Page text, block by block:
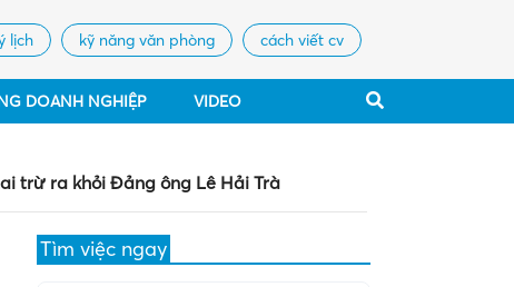
lịch kỹ năng văn phòng cách viết cv
DOANH NGHIỆP VIDEO
trừ ra khỏi Đảng ông Lê Hải Trà
Tìm việc ngay